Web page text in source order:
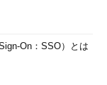
On：SSO）とは